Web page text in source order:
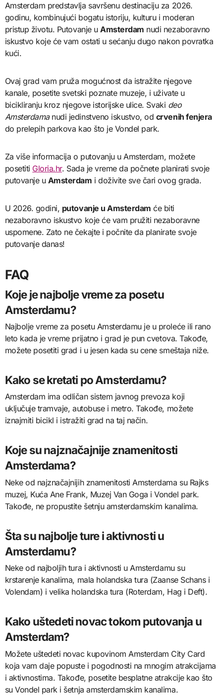
Amsterdam predstavlja savršenu destinaciju za 2026.
godinu, kombinujući bogatu istoriju, kulturu i moderan
pristup životu. Putovanje uAmsterdam nudi nezaboravno
iskustvo koje će vam ostati u sećanju dugo nakon povratka
kući.
Ovaj grad vam pruža mogućnost da istražite njegove
kanale, posetite svetski poznate muzeje, i uživate u
bicikliranju kroz njegove istorijske ulice. Svaki deo
Amsterdamanudi jedinstveno iskustvo, od crvenih fenjera
do prelepih parkova kao što je Vondel park.
Za više informacija o putovanju u Amsterdam, možete
posetiti Gloria.hr. Sada je vreme da počnete planirati svoje
putovanje u Amsterdam i doživite sve čari ovog grada.
U 2026. godini, putovanje u Amsterdam će biti
nezaboravno iskustvo koje će vam pružiti nezaboravne
uspomene. Zato ne čekajte i počnite da planirate svoje
putovanje danas!
FAQ
Koje je najbolje vreme za posetu
Amsterdamu?
Najbolje vreme za posetu Amsterdamu je u proleće ili rano
leto kada je vreme prijatno i grad je pun cvetova. Takođe,
možete posetiti grad i u jesen kada su cene smeštaja niže.
Kako se kretati po Amsterdamu?
Amsterdam ima odličan sistem javnog prevoza koji
uključuje tramvaje, autobuse i metro. Takođe, možete
iznajmiti bicikl i istražiti grad na taj način.
Koje su najznačajnije znamenitosti
Amsterdama?
Neke od najznačajnijih znamenitosti Amsterdama su Rajks
muzej, Kuća Ane Frank, Muzej Van Goga i Vondel park.
Takođe, ne propustite šetnju amsterdamskim kanalima.
Šta su najbolje ture i aktivnosti u
Amsterdamu?
Neke od najboljih tura i aktivnosti u Amsterdamu su
krstarenje kanalima, mala holandska tura (Zaanse Schans i
Volendam) i velika holandska tura (Roterdam, Hag i Deft).
Kako uštedeti novac tokom putovanja u
Amsterdam?
Možete uštedeti novac kupovinom Amsterdam City Card
koja vam daje popuste i pogodnosti na mnogim atrakcijama
i aktivnostima. Takođe, posetite besplatne atrakcije kao što
su Vondel park i šetnja amsterdamskim kanalima.